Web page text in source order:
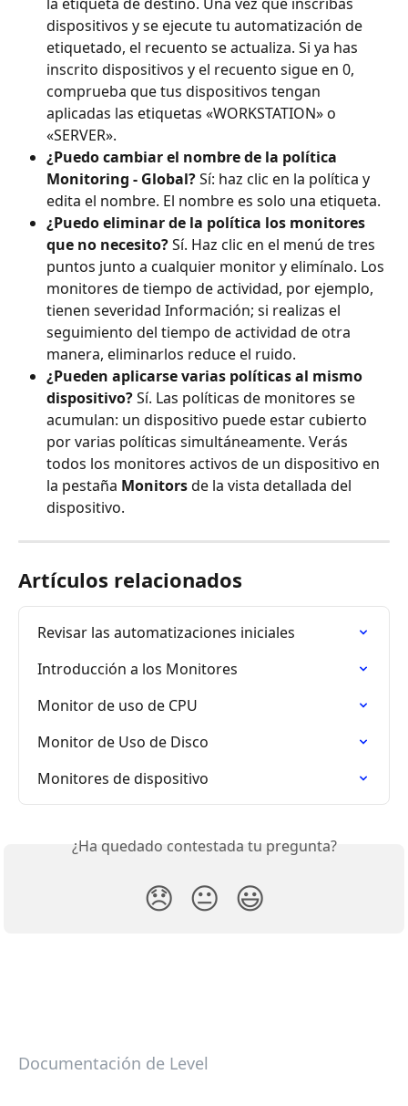
dispositivos y se ejecute tu automatización de
etiquetado, el recuento se actualiza. Si ya has
inscrito dispositivos y el recuento sigue en 0,
comprueba que tus dispositivos tengan
aplicadas las etiquetas «WORKSTATION» o
«SERVER».
¿Puedo cambiar el nombre de la política
Monitoring - Global? Sí: haz clic en la política y
edita el nombre. El nombre es solo una etiqueta.
¿Puedo eliminar de la política los monitores
que no necesito? Sí. Haz clic en el menú de tres
puntos junto a cualquier monitor y elimínalo. Los
monitores de tiempo de actividad, por ejemplo,
tienen severidad Información; si realizas el
seguimiento del tiempo de actividad de otra
manera, eliminarlos reduce el ruido.
¿Pueden aplicarse varias políticas al mismo
dispositivo? Sí. Las políticas de monitores se
acumulan: un dispositivo puede estar cubierto
por varias políticas simultáneamente. Verás
todos los monitores activos de un dispositivo en
la pestaña Monitors de la vista detallada del
dispositivo.
Artículos relacionados
Revisar las automatizaciones iniciales
Introducción a los Monitores
Monitor de uso de CPU
Monitor de Uso de Disco
Monitores de dispositivo
¿Ha quedado contestada tu pregunta?
😞 😐 😃
Documentación de Level